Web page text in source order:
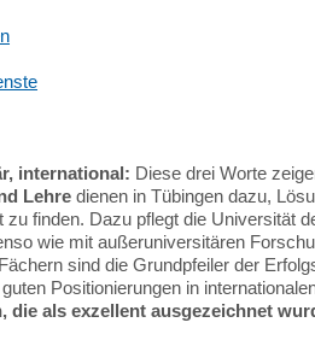
international: Diese drei Worte
Lehredienen in Tübingen dazu,
finden. Dazu pflegt die Universität
wie mit außeruniversitären
sind die Grundpfeiler der
Positionierungen in
die als exzellent ausgezeichnet